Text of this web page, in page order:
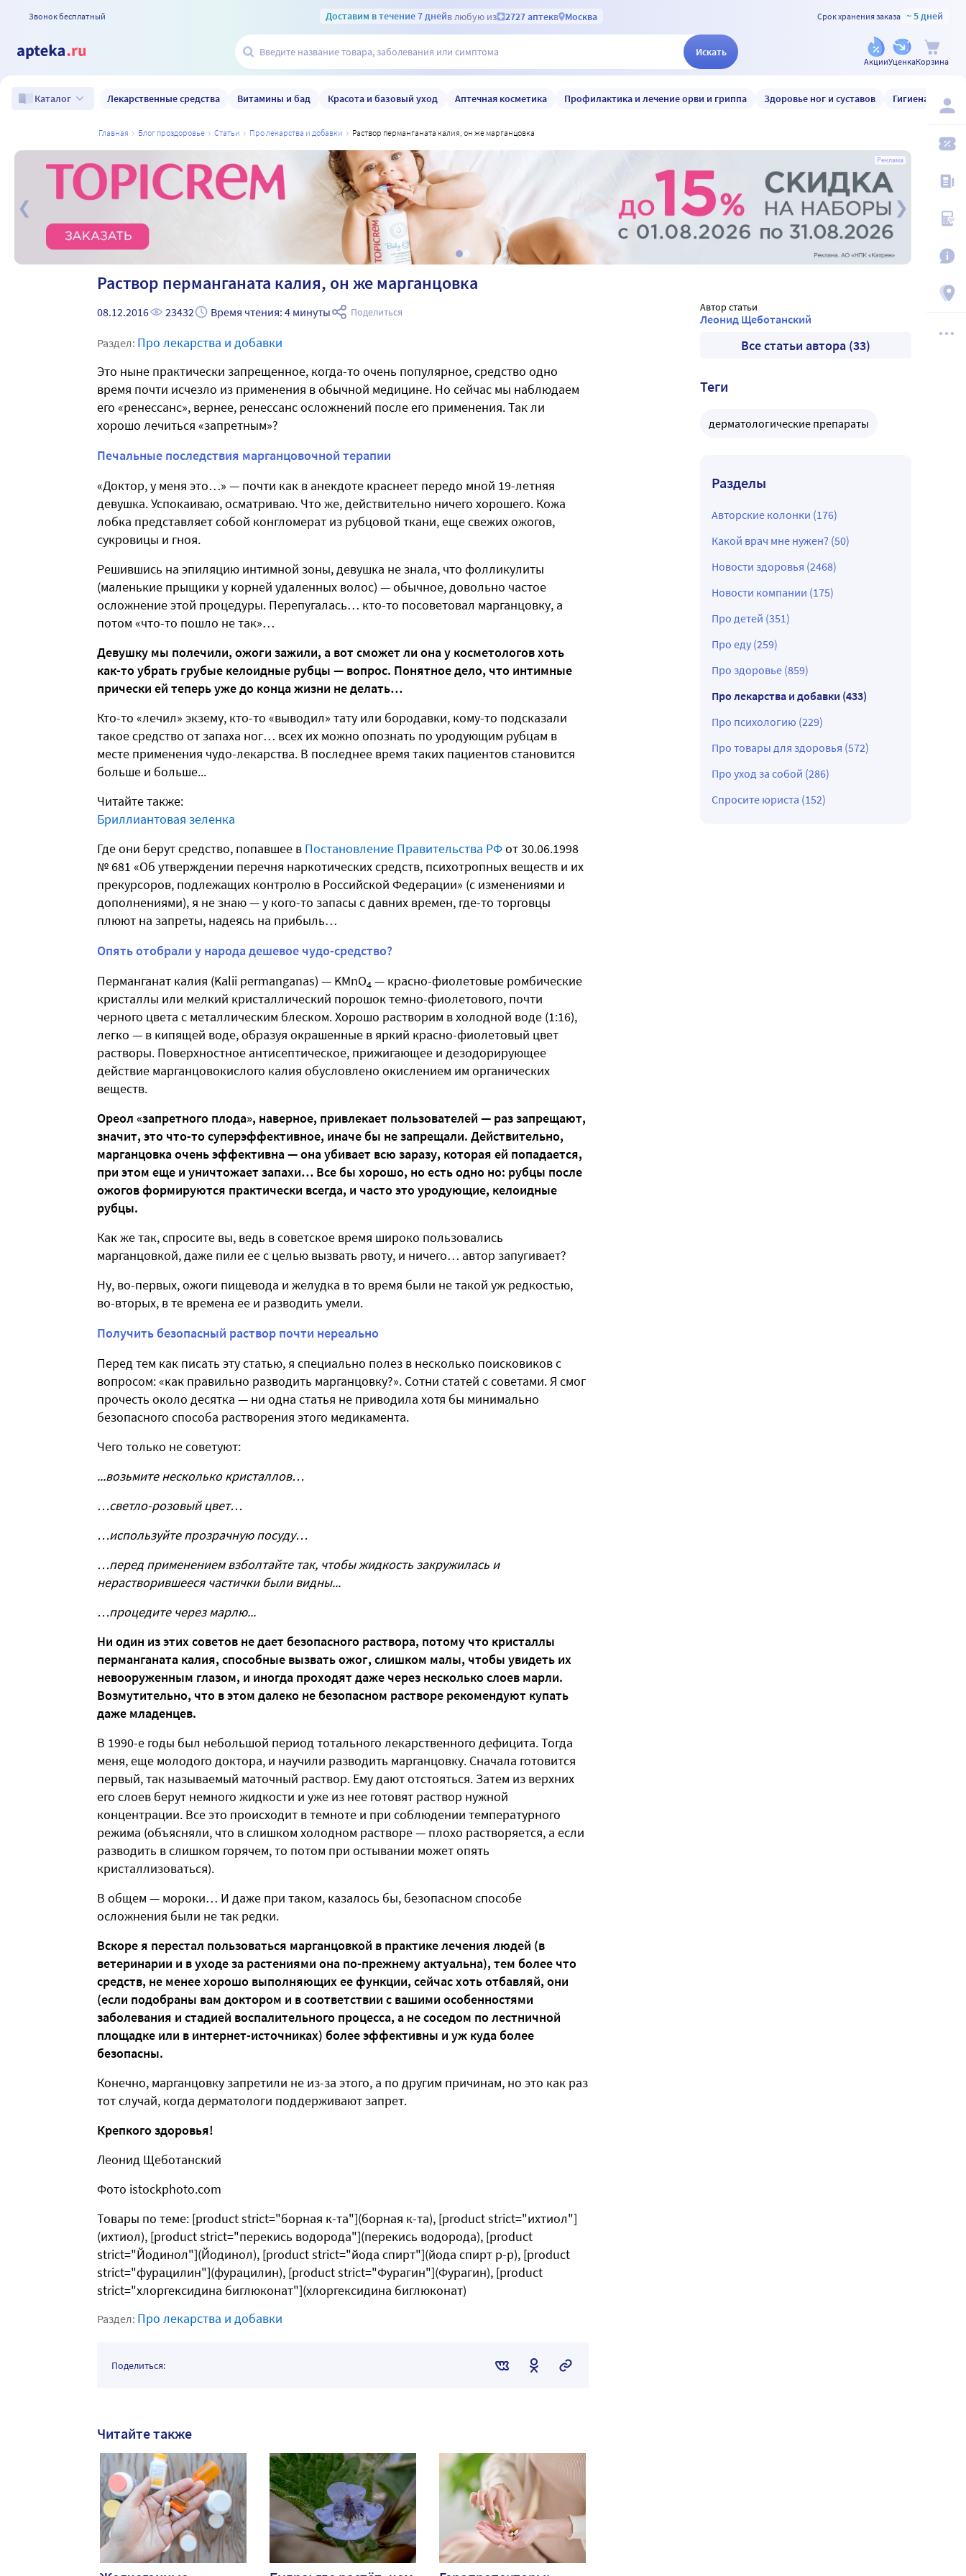
Звонок бесплатный Доставим в течение 7 днейв любую из 2727 аптекв Москва Срок хранения заказа ~ 5 дней
Искать
АкцииУценкаКорзина
Каталог Лекарственные средства Витамины и бад Красота и базовый уход Аптечная косметика Профилактика и лечение орви и гриппа Здоровье ног и суставов Гигиена и уход
главная блог проздоровье статьи про лекарства и добавки раствор перманганата калия, он же марганцовка
Реклама
Раствор перманганата калия, он же марганцовка
08.12.2016 23432 Время чтения: 4 минуты Поделиться
Раздел: Про лекарства и добавки
Это ныне практически запрещенное, когда-то очень популярное, средство одно
время почти исчезло из применения в обычной медицине. Но сейчас мы наблюдаем
его «ренессанс», вернее, ренессанс осложнений после его применения. Так ли
хорошо лечиться «запретным»?
Печальные последствия марганцовочной терапии
«Доктор, у меня это…» — почти как в анекдоте краснеет передо мной 19-летняя
девушка. Успокаиваю, осматриваю. Что же, действительно ничего хорошего. Кожа
лобка представляет собой конгломерат из рубцовой ткани, еще свежих ожогов,
сукровицы и гноя.
Решившись на эпиляцию интимной зоны, девушка не знала, что фолликулиты
(маленькие прыщики у корней удаленных волос) — обычное, довольно частое
осложнение этой процедуры. Перепугалась… кто-то посоветовал марганцовку, а
потом «что-то пошло не так»…
Девушку мы полечили, ожоги зажили, а вот сможет ли она у косметологов хоть
как-то убрать грубые келоидные рубцы — вопрос. Понятное дело, что интимные
прически ей теперь уже до конца жизни не делать…
Кто-то «лечил» экзему, кто-то «выводил» тату или бородавки, кому-то подсказали
такое средство от запаха ног… всех их можно опознать по уродующим рубцам в
месте применения чудо-лекарства. В последнее время таких пациентов становится
больше и больше...
Читайте также:
Бриллиантовая зеленка
Где они берут средство, попавшее в Постановление Правительства РФот 30.06.1998
№ 681 «Об утверждении перечня наркотических средств, психотропных веществ и их
прекурсоров, подлежащих контролю в Российской Федерации» (с изменениями и
дополнениями), я не знаю — у кого-то запасы с давних времен, где-то торговцы
плюют на запреты, надеясь на прибыль…
Опять отобрали у народа дешевое чудо-средство?
Перманганат калия (Kalii permanganas) — KMnO4 — красно-фиолетовые ромбические
кристаллы или мелкий кристаллический порошок темно-фиолетового, почти
черного цвета с металлическим блеском. Хорошо растворим в холодной воде (1:16),
легко — в кипящей воде, образуя окрашенные в яркий красно-фиолетовый цвет
растворы. Поверхностное антисептическое, прижигающее и дезодорирующее
действие марганцовокислого калия обусловлено окислением им органических
веществ.
Ореол «запретного плода», наверное, привлекает пользователей — раз запрещают,
значит, это что-то суперэффективное, иначе бы не запрещали. Действительно,
марганцовка очень эффективна — она убивает всю заразу, которая ей попадается,
при этом еще и уничтожает запахи… Все бы хорошо, но есть одно но: рубцы после
ожогов формируются практически всегда, и часто это уродующие, келоидные
рубцы.
Как же так, спросите вы, ведь в советское время широко пользовались
марганцовкой, даже пили ее с целью вызвать рвоту, и ничего… автор запугивает?
Ну, во-первых, ожоги пищевода и желудка в то время были не такой уж редкостью,
во-вторых, в те времена ее и разводить умели.
Получить безопасный раствор почти нереально
Перед тем как писать эту статью, я специально полез в несколько поисковиков с
вопросом: «как правильно разводить марганцовку?». Сотни статей с советами. Я смог
прочесть около десятка — ни одна статья не приводила хотя бы минимально
безопасного способа растворения этого медикамента.
Чего только не советуют:
...возьмите несколько кристаллов…
…светло-розовый цвет…
…используйте прозрачную посуду…
…перед применением взболтайте так, чтобы жидкость закружилась и
нерастворившееся частички были видны...
…процедите через марлю...
Ни один из этих советов не дает безопасного раствора, потому что кристаллы
перманганата калия, способные вызвать ожог, слишком малы, чтобы увидеть их
невооруженным глазом, и иногда проходят даже через несколько слоев марли.
Возмутительно, что в этом далеко не безопасном растворе рекомендуют купать
даже младенцев.
В 1990-е годы был небольшой период тотального лекарственного дефицита. Тогда
меня, еще молодого доктора, и научили разводить марганцовку. Сначала готовится
первый, так называемый маточный раствор. Ему дают отстояться. Затем из верхних
его слоев берут немного жидкости и уже из нее готовят раствор нужной
концентрации. Все это происходит в темноте и при соблюдении температурного
режима (объясняли, что в слишком холодном растворе — плохо растворяется, а если
разводить в слишком горячем, то потом при остывании может опять
кристаллизоваться).
В общем — мороки… И даже при таком, казалось бы, безопасном способе
осложнения были не так редки.
Вскоре я перестал пользоваться марганцовкой в практике лечения людей (в
ветеринарии и в уходе за растениями она по-прежнему актуальна), тем более что
средств, не менее хорошо выполняющих ее функции, сейчас хоть отбавляй, они
(если подобраны вам доктором и в соответствии с вашими особенностями
заболевания и стадией воспалительного процесса, а не соседом по лестничной
площадке или в интернет-источниках) более эффективны и уж куда более
безопасны.
Конечно, марганцовку запретили не из-за этого, а по другим причинам, но это как раз
тот случай, когда дерматологи поддерживают запрет.
Крепкого здоровья!
Леонид Щеботанский
Фото istockphoto.com
Товары по теме: [product strict="борная к-та"](борная к-та), [product strict="ихтиол"]
(ихтиол), [product strict="перекись водорода"](перекись водорода), [product
strict="Йодинол"](Йодинол), [product strict="йода спирт"](йода спирт р-р), [product
strict="фурацилин"](фурацилин), [product strict="Фурагин"](Фурагин), [product
strict="хлоргексидина биглюконат"](хлоргексидина биглюконат)
Раздел: Про лекарства и добавки
Поделиться:
Читайте также
Автор статьи
Леонид Щеботанский
Все статьи автора (33)
Теги
дерматологические препараты
Разделы
Авторские колонки (176)
Какой врач мне нужен? (50)
Новости здоровья (2468)
Новости компании (175)
Про детей (351)
Про еду (259)
Про здоровье (859)
Про лекарства и добавки (433)
Про психологию (229)
Про товары для здоровья (572)
Про уход за собой (286)
Спросите юриста (152)